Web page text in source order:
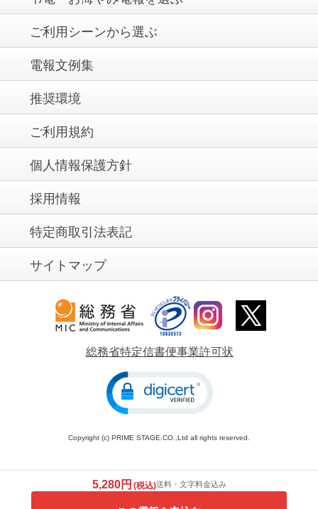
ご利用シーンから選ぶ
電報文例集
推奨環境
ご利用規約
個人情報保護方針
採用情報
特定商取引法表記
サイトマップ
総務省特定信書便事業許可状
Copyright (c) PRIME STAGE.CO.,Ltd all rights reserved.
5,280円 (税込)送料・文字料金込み